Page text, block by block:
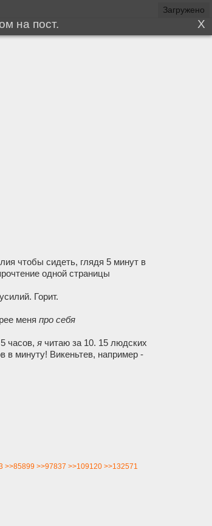
чтобы сидеть, глядя 5 минут в
одной страницы
Горит.
меня про себя
часов, я читаю за 10. 15 людских
в минуту! Викеньтев, например -
>>85899 >>97837 >>109120 >>132571